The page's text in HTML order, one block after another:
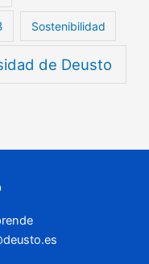
Sostenibilidad
de Deusto